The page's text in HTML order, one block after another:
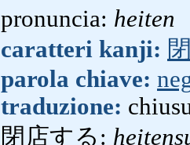
pronuncia: heiten
caratteri kanji:
parola chiave:
traduzione:
閉店する: